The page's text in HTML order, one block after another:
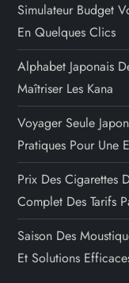
t
i
o
n
d
e
s
Simulateur Budget
En Quelques Clics
Alphabet Japonais
Maîtriser Les Kana
Voyager Seule
Pratiques Pour Une
Prix Des Cigarettes
Complet Des Tarifs
Saison Des
Et Solutions